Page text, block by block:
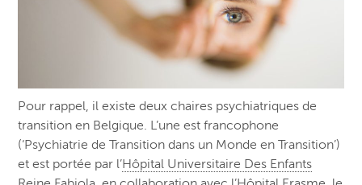
Pour rappel, il existe deux chaires psychiatriques de
transition en Belgique. L’une est francophone
(‘Psychiatrie de Transition dans un Monde en Transition’)
et est portée par l’Hôpital Universitaire Des Enfants